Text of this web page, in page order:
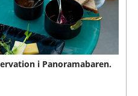
i Panoramabaren.